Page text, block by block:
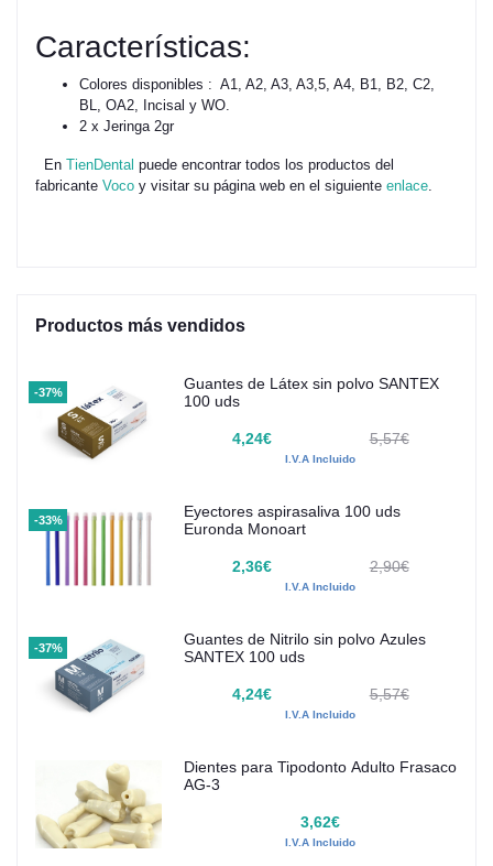
Características:
Colores disponibles : A1, A2, A3, A3,5, A4, B1, B2, C2,
BL, OA2, Incisal y WO.
2 x Jeringa 2gr
En TienDental puede encontrar todos los productos del
fabricante Voco y visitar su página web en el siguiente enlace
Productos más vendidos
-37%
Guantes de Látex sin polvo SANTEX
100 uds
4,24€ 5,57€
I.V.A Incluido
-33%
Eyectores aspirasaliva 100 uds
Euronda Monoart
2,36€ 2,90€
I.V.A Incluido
-37%
Guantes de Nitrilo sin polvo Azules
SANTEX 100 uds
4,24€ 5,57€
I.V.A Incluido
Dientes para Tipodonto Adulto Frasaco
AG-3
3,62€
I.V.A Incluido